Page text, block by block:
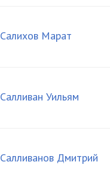
Салихов Марат
Салливан Уильям
Салливанов Дмитрий